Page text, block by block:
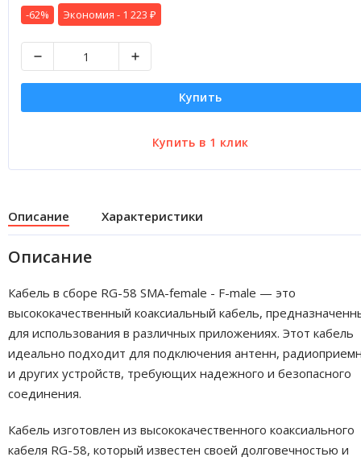
-62% Экономия - 1 223 ₽
Купить
Описание Характеристики
Описание
Кабель в сборе RG-58 SMA-female - F-male — это
высококачественный коаксиальный кабель,
для использования в различных приложениях. Этот кабель
идеально подходит для подключения антенн,
и других устройств, требующих надежного и безопасного
соединения.
Кабель изготовлен из высококачественного коаксиального
кабеля RG-58, который известен своей долговечностью и